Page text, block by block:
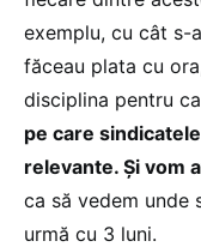
exemplu, cu cât s-
făceau plata cu
disciplina pentru
pe care
relevante. Și vom
ca să vedem unde
urmă cu 3 luni.